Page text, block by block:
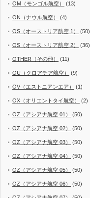
OM（モンゴル航空） (13)
ON（ナウル航空） (4)
OS（オーストリア航空 1） (50)
OS（オーストリア航空 2） (36)
OTHER（その他） (11)
OU（クロアチア航空） (9)
OV（エストニアンエア） (1)
OX（オリエントタイ航空） (2)
OZ（アシアナ航空 01） (50)
OZ（アシアナ航空 02） (50)
OZ（アシアナ航空 03） (50)
OZ（アシアナ航空 04） (50)
OZ（アシアナ航空 05） (50)
OZ（アシアナ航空 06） (50)